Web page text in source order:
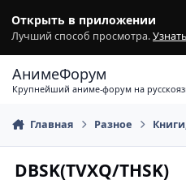
Открыть в приложении
Лучший способ просмотра.
АнимеФорум
Крупнейший аниме-форум на
Главная Разное
DBSK(TVXQ/THSK)